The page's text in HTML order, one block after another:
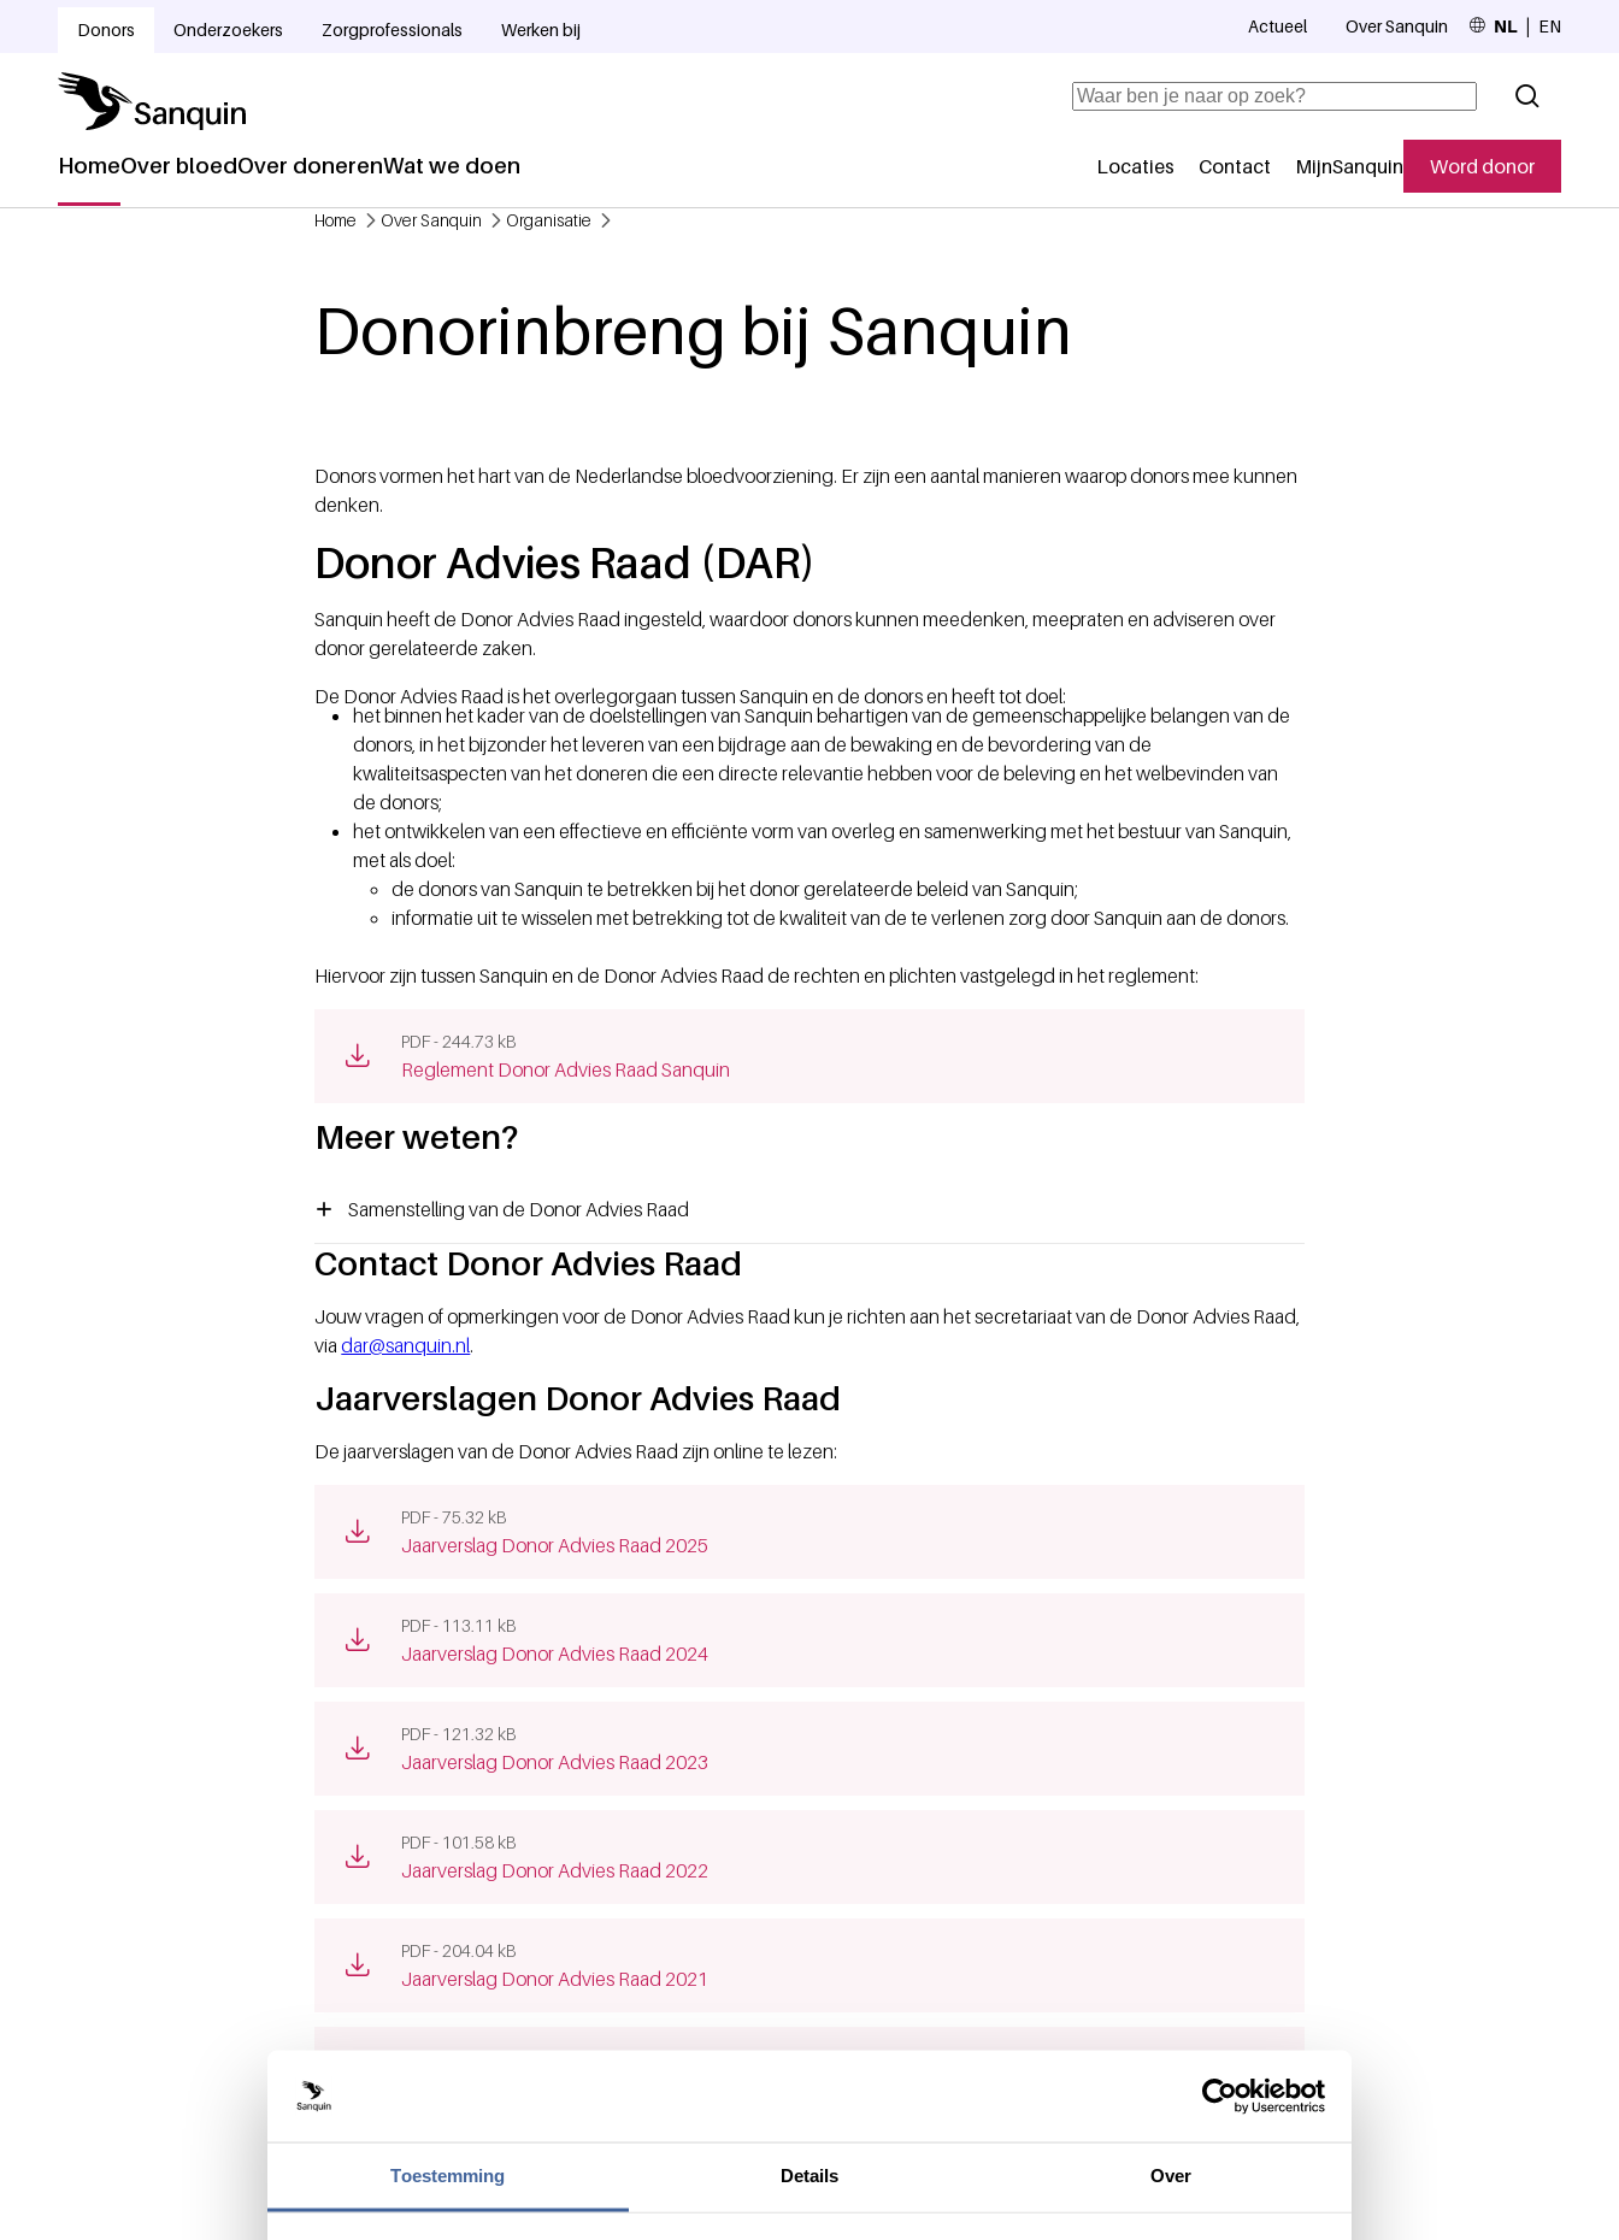
Toestemming Details Over
Donors Onderzoekers Zorgprofessionals Werken bij
Hoofdnavigatie
HomeOver bloedOver donerenWat we doen
Secundaire navigatie
Locaties Contact MijnSanquin Word donor
Actueel Over Sanquin NL EN
Zoeken
Home Over Sanquin Organisatie
Donorinbreng bij Sanquin
Donors vormen het hart van de Nederlandse bloedvoorziening. Er zijn een aantal manieren waarop donors mee kunnen
denken.
Donor Advies Raad (DAR)
Sanquin heeft de Donor Advies Raad ingesteld, waardoor donors kunnen meedenken, meepraten en adviseren over
donor gerelateerde zaken.
De Donor Advies Raad is het overlegorgaan tussen Sanquin en de donors en heeft tot doel:
het binnen het kader van de doelstellingen van Sanquin behartigen van de gemeenschappelijke belangen van de
donors, in het bijzonder het leveren van een bijdrage aan de bewaking en de bevordering van de
kwaliteitsaspecten van het doneren die een directe relevantie hebben voor de beleving en het welbevinden van
de donors;
het ontwikkelen van een effectieve en efficiënte vorm van overleg en samenwerking met het bestuur van Sanquin,
met als doel:
de donors van Sanquin te betrekken bij het donor gerelateerde beleid van Sanquin;
informatie uit te wisselen met betrekking tot de kwaliteit van de te verlenen zorg door Sanquin aan de donors.
Hiervoor zijn tussen Sanquin en de Donor Advies Raad de rechten en plichten vastgelegd in het reglement:
PDF - 244.73 kB
Reglement Donor Advies Raad Sanquin
(opens new window)
Meer weten?
Samenstelling van de Donor Advies Raad
Contact Donor Advies Raad
Jouw vragen of opmerkingen voor de Donor Advies Raad kun je richten aan het secretariaat van de Donor Advies Raad,
viadar@sanquin.nl.
Jaarverslagen Donor Advies Raad
De jaarverslagen van de Donor Advies Raad zijn online te lezen:
PDF - 75.32 kB
Jaarverslag Donor Advies Raad 2025
(opens new window)
PDF - 113.11 kB
Jaarverslag Donor Advies Raad 2024
(opens new window)
PDF - 121.32 kB
Jaarverslag Donor Advies Raad 2023
(opens new window)
PDF - 101.58 kB
Jaarverslag Donor Advies Raad 2022
(opens new window)
PDF - 204.04 kB
Jaarverslag Donor Advies Raad 2021
(opens new window)
Donorstudies en tevredenheid